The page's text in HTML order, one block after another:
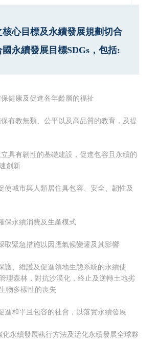
核心目標及永續發展規劃切合
國永續發展目標SDGs，包括:
健康及促進各年齡層的福祉
有教無類、公平以及高品質的教育，及提
具有韌性的基礎建設，促進包容且永續的
創新
使城市與人類居住具包容、安全、韌性及
保永續消費及生產模式
取緊急措施以因應氣候變遷及其影響
護、維護及促進領地生態系統的永續使
理森林，對抗沙漠化，終止及逆轉土地劣
物多樣性的喪失
進和平且包容的社會，以落實永續發展
化永續發展執行方法及活化永續發展全球夥